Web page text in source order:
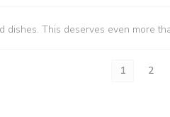
This deserves even more
1 2